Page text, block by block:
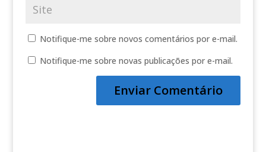
Notifique-me sobre novos comentários por e-mail.
Notifique-me sobre novas publicações por e-mail.